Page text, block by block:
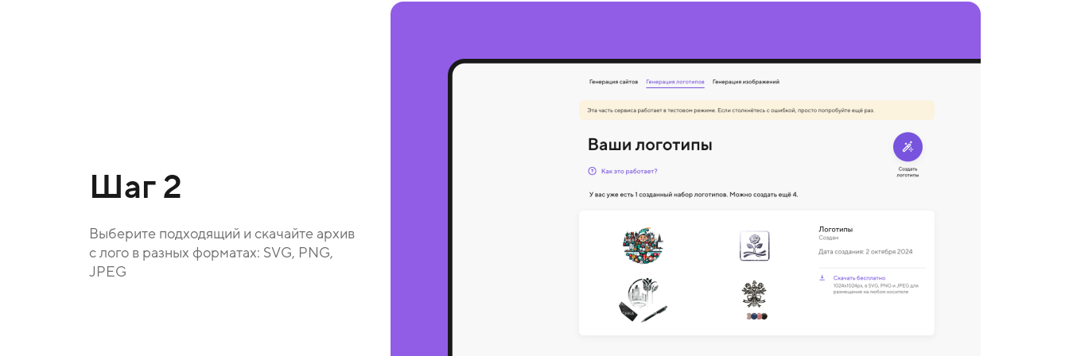
Шаг 2
Выберите подходящий и скачайте архив
с лого в разных форматах: SVG, PNG,
JPEG